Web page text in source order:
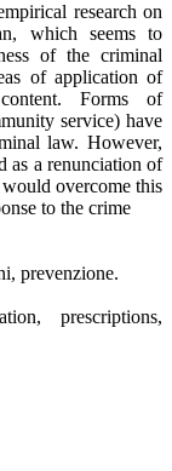
research on
which seems to
of the criminal
of application of
Forms of
service) have
law. However,
as a renunciation of
overcome this
to the crime
prevenzione.
prescriptions,